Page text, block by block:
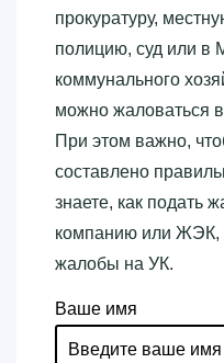
прокуратуру,
полицию, суд или в
коммунального
можно жаловаться
При этом важно,
составлено
знаете, как подать
компанию или ЖЭК,
жалобы на УК.
Ваше имя